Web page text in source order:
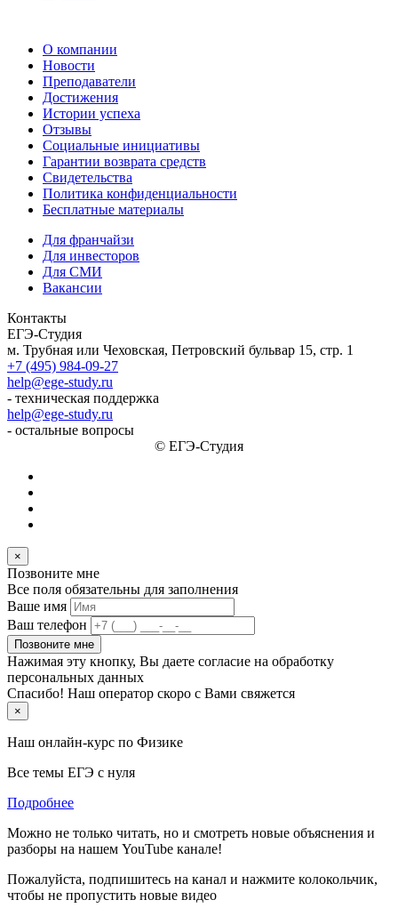
О компании
Новости
Преподаватели
Достижения
Истории успеха
Отзывы
Социальные инициативы
Гарантии возврата средств
Свидетельства
Политика конфиденциальности
Бесплатные материалы
Для франчайзи
Для инвесторов
Для СМИ
Вакансии
Контакты
ЕГЭ-Студия
м. Трубная или Чеховская, Петровский бульвар 15, стр. 1
+7 (495) 984-09-27
help@ege-study.ru
- техническая поддержка
help@ege-study.ru
- остальные вопросы
© ЕГЭ-Студия
×
Позвоните мне
Все поля обязательны для заполнения
Ваше имя
Ваш телефон
Позвоните мне
Нажимая эту кнопку, Вы даете согласие на обработку
персональных данных
Спасибо! Наш оператор скоро с Вами свяжется
×
Наш онлайн-курс по Физике
Все темы ЕГЭ с нуля
Подробнее
Можно не только читать, но и смотреть новые объяснения и
разборы на нашем YouTube канале!
Пожалуйста, подпишитесь на канал и нажмите колокольчик,
чтобы не пропустить новые видео